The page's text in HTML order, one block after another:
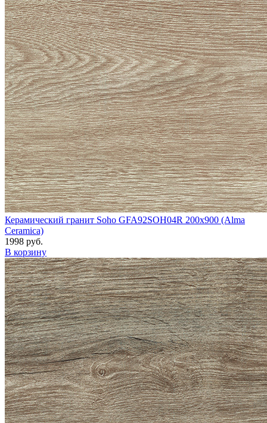
Керамический гранит Soho GFA92SOH04R 200x900 (Alma
Ceramica)
1998 руб.
В корзину